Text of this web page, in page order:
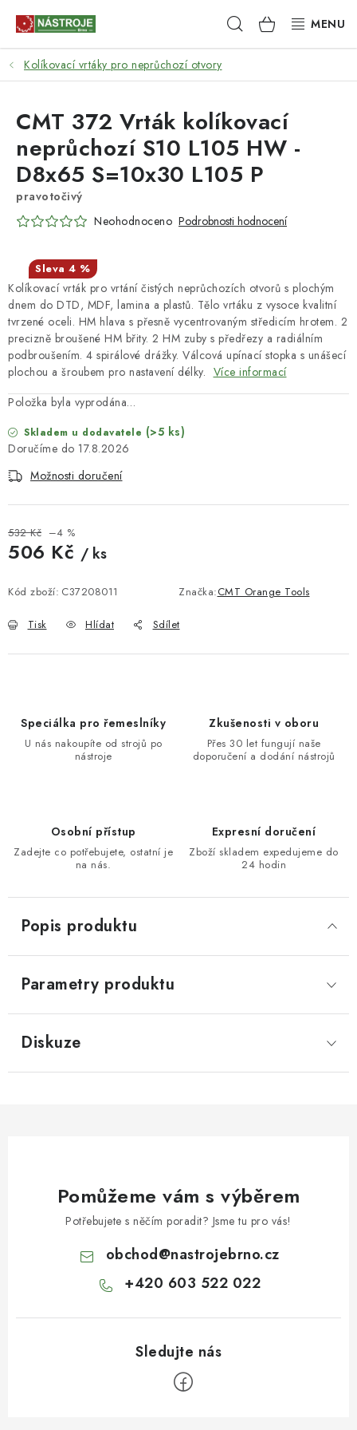
Hledat NÁKUPNÍ
KOŠÍK
NÁSTROJE
AKCE
BRUSIVO
ELEKTRONÁŘADÍ
RUČNÍ NÁŘADÍ, PŘÍPRAVKY
STROJE
KONTAKTY
DÁRKOVÉ POUKAZY
STROJE DO DÍLNY
NÁSTROJE PRO STOLAŘE
NÁSTROJE PRO ŘEZÁNÍ DŘEVA
KONTAKTY
Kolíkovací vrtáky pro neprůchozí otvory
Kolíkovací vrták pro vrtání čistých neprůchozích otvorů s plochým
dnem do DTD, MDF, lamina a plastů. Tělo vrtáku z vysoce kvalitní
tvrzené oceli. HM hlava s přesně vycentrovaným středicím hrotem. 2
precizně broušené HM břity. 2 HM zuby s předřezy a radiálním
podbroušením. 4 spirálové drážky. Válcová upínací stopka s unášecí
plochou a šroubem pro nastavení délky. Více informací
Položka byla vyprodána…
Skladem u dodavatele (>5 ks)
17.8.2026
Možnosti doručení
532 Kč –4 %
506 Kč / ks
Kód zboží: C37208011 Značka:CMT Orange Tools
Tisk Hlídat Sdílet
CMT 372 Vrták kolíkovací
neprůchozí S10 L105 HW -
D8x65 S=10x30 L105 P
pravotočivý
Neohodnoceno Podrobnosti hodnocení
4 %
Speciálka pro řemeslníky
U nás nakoupíte od strojů po
nástroje
Zkušenosti v oboru
Přes 30 let fungují naše
doporučení a dodání nástrojů
Osobní přístup
Zadejte co potřebujete, ostatní je
na nás.
Expresní doručení
Zboží skladem expedujeme do
24 hodin
Popis produktu
Parametry produktu
Diskuze
Pomůžeme vám s výběrem
Potřebujete s něčím poradit? Jsme tu pro vás!
obchod@nastrojebrno.cz
+420 603 522 022